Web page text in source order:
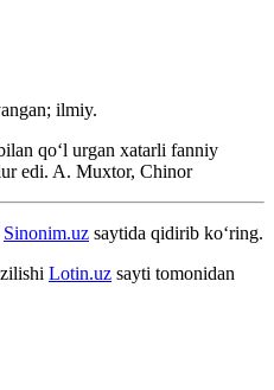
ilmiy.
qoʻl urgan xatarli fanniy
edi. A. Muxtor, Chinor
Sinonim.uz saytida qidirib ko‘ring.
Lotin.uz sayti tomonidan